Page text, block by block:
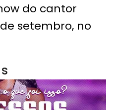
do cantor
setembro, no